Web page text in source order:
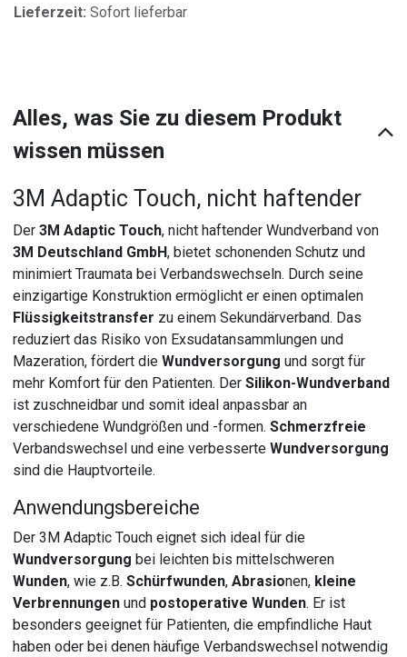
Lieferzeit: Sofort lieferbar
Alles, was Sie zu diesem Produkt
wissen müssen
3M Adaptic Touch, nicht haftender
Der3M Adaptic Touch, nicht haftender Wundverband von
3M Deutschland GmbH, bietet schonenden Schutz und
minimiert Traumata bei Verbandswechseln. Durch seine
einzigartige Konstruktion ermöglicht er einen optimalen
Flüssigkeitstransfer zu einem Sekundärverband. Das
reduziert das Risiko von Exsudatansammlungen und
Mazeration, fördert dieWundversorgung und sorgt für
mehr Komfort für den Patienten. DerSilikon-Wundverband
ist zuschneidbar und somit ideal anpassbar an
verschiedene Wundgrößen und -formen.Schmerzfreie
Verbandswechsel und eine verbesserteWundversorgung
sind die Hauptvorteile.
Anwendungsbereiche
Der 3M Adaptic Touch eignet sich ideal für die
Wundversorgung bei leichten bis mittelschweren
Wunden, wie z.B.Schürfwunden,Abrasionen, kleine
Verbrennungen und postoperative Wunden. Er ist
besonders geeignet für Patienten, die empfindliche Haut
haben oder bei denen häufige Verbandswechsel notwendig